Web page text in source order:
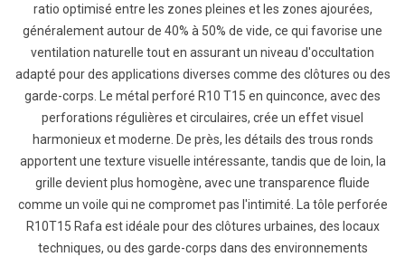
ratio optimisé entre les zones pleines et les zones ajourées,
généralement autour de 40% à 50% de vide, ce qui favorise une
ventilation naturelle tout en assurant un niveau d'occultation
adapté pour des applications diverses comme des clôtures ou des
garde-corps. Le métal perforé R10 T15 en quinconce, avec des
perforations régulières et circulaires, crée un effet visuel
harmonieux et moderne. De près, les détails des trous ronds
apportent une texture visuelle intéressante, tandis que de loin, la
grille devient plus homogène, avec une transparence fluide
comme un voile qui ne compromet pas l'intimité. La tôle perforée
R10T15 Rafa est idéale pour des clôtures urbaines, des locaux
techniques, ou des garde-corps dans des environnements